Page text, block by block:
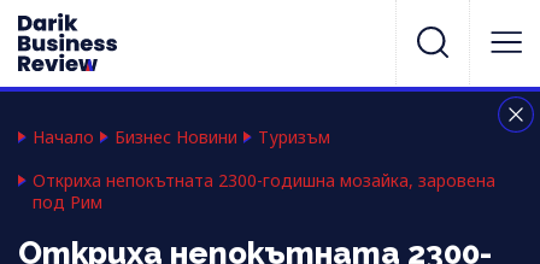
Начало Бизнес Новини
Туризъм
Откриха непокътната 2300-годишна мозайка, заровена
под Рим
Откриха непокътната 2300-